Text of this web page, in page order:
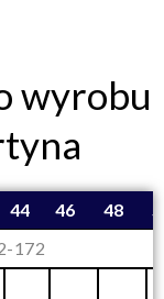
wyrobu
44 46 48
172